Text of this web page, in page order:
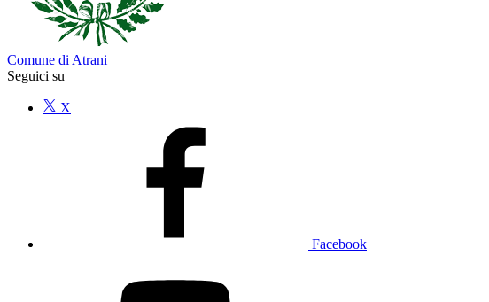
Comune di Atrani
Seguici su
X
Facebook